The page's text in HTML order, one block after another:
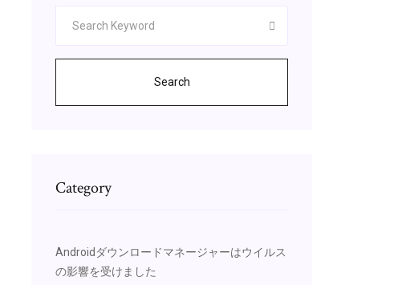
Search
Category
Androidダウンロードマネージャーはウイルス
の影響を受けました